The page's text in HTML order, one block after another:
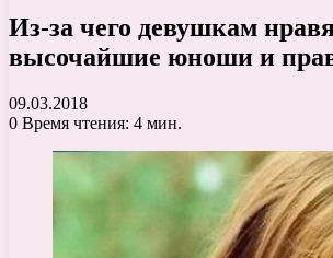
Из-за чего девушкам
высочайшие юноши и
09.03.2018
0 Время чтения: 4 мин.